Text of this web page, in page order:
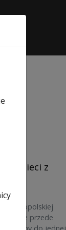
dzieci z
ogólnopolskiej
ale przede